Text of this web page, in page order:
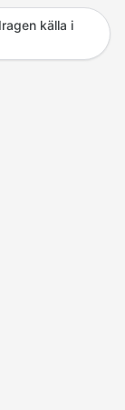
källa i